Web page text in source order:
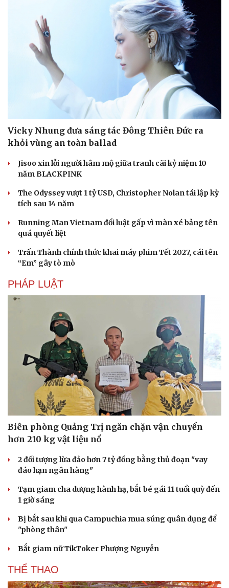
Sân khấu - Điện ảnh
Âm nhạc
Giải trí
Nghệ sĩ
Thời trang
Sao Việt
Vicky Nhung đưa sáng tác Đông Thiên Đức ra
khỏi vùng an toàn ballad
Jisoo xin lỗi người hâm mộ giữa tranh cãi kỷ niệm 10
năm BLACKPINK
The Odyssey vượt 1 tỷ USD, Christopher Nolan tái lập kỳ
tích sau 14 năm
Running Man Vietnam đổi luật gấp vì màn xé bảng tên
quá quyết liệt
Trấn Thành chính thức khai máy phim Tết 2027, cái tên
“Em” gây tò mò
PHÁP LUẬT
Biên phòng Quảng Trị ngăn chặn vận chuyển
hơn 210 kg vật liệu nổ
2 đối tượng lừa đảo hơn 7 tỷ đồng bằng thủ đoạn "vay
đáo hạn ngân hàng"
Tạm giam cha dượng hành hạ, bắt bé gái 11 tuổi quỳ đến
1 giờ sáng
Bị bắt sau khi qua Campuchia mua súng quân dụng để
"phòng thân"
Bắt giam nữ TikToker Phượng Nguyễn
THỂ THAO